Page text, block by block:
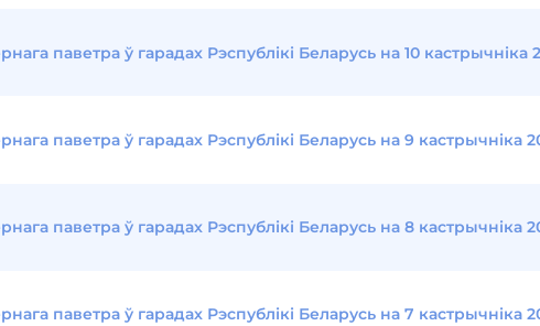
паветра ў гарадах Рэспублікі Беларусь на 10 кастрычніка
паветра ў гарадах Рэспублікі Беларусь на 9 кастрычніка
паветра ў гарадах Рэспублікі Беларусь на 8 кастрычніка
паветра ў гарадах Рэспублікі Беларусь на 7 кастрычніка